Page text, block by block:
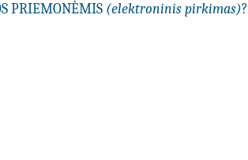
PRIEMONĖMIS (elektroninis pirkimas)?